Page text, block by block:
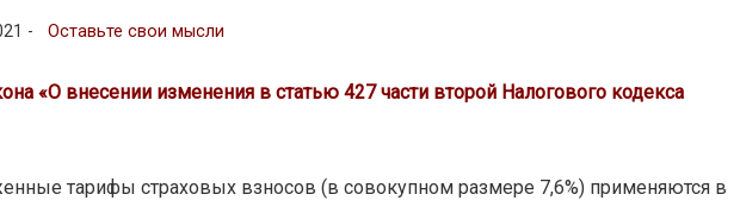
- Оставьте свои мысли
«О внесении изменения в статью 427 части второй Налогового кодекса
тарифы страховых взносов (в совокупном размере 7,6%) применяются в